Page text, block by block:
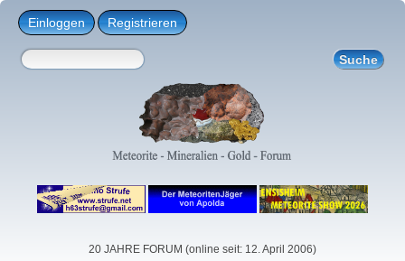
Einloggen Registrieren
20 JAHRE FORUM (online seit: 12. April 2006)